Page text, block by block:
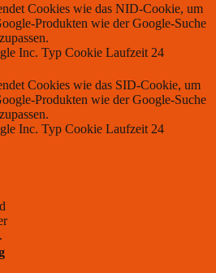
Cookies wie das NID-Cookie, um
Produkten wie der Google-Suche
Inc. Typ Cookie Laufzeit 24
Cookies wie das SID-Cookie, um
Produkten wie der Google-Suche
Inc. Typ Cookie Laufzeit 24